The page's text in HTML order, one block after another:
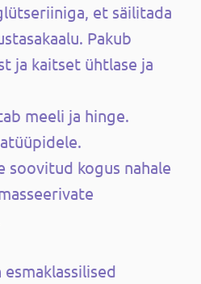
et säilitada
Pakub
ja kaitset ühtlase ja
meeli ja hinge.
soovitud kogus nahale